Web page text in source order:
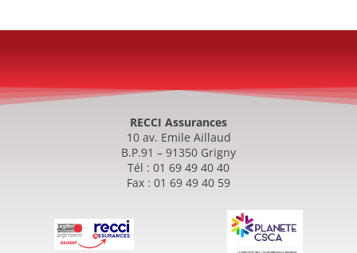
RECCI Assurances
10 av. Emile Aillaud
B.P.91 – 91350 Grigny
Tél : 01 69 49 40 40
Fax : 01 69 49 40 59